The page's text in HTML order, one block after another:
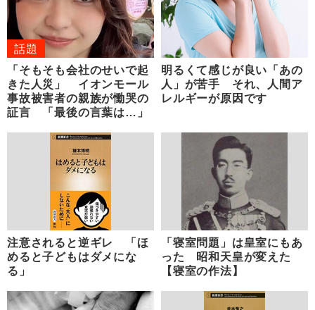
話題
「そもそも会社のせいで起
きた人災」 イオンモール
事故被害者の親族が慟哭の
証言 「最後の言葉は…」
明るくて感じが良い「あの
人」が苦手 それ、人間ア
レルギーが原因です
注意されると逆ギレ 「ほ
めると子どもはダメにな
る」
「寝室問題」は皇室にもあ
った 昭和天皇が変えた
【寝室の作法】